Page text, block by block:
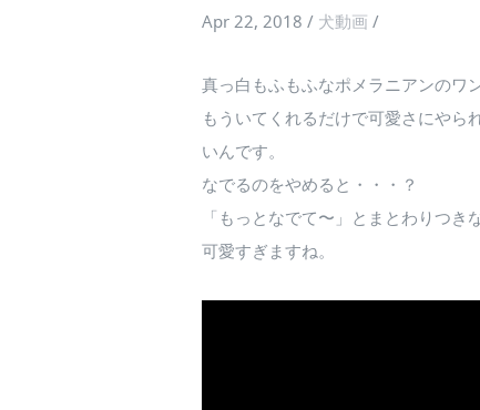
Apr 22, 2018 / 犬動画 /
真っ白もふもふなポメラニアンのワ
もういてくれるだけで可愛さにやら
いんです。
なでるのをやめると・・・？
「もっとなでて〜」とまとわりつき
可愛すぎますね。